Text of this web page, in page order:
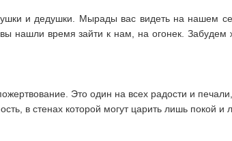
и дедушки. Мырады вас видеть на нашем
нашли время зайти к нам, на огонек.
Это один на всех радости и
в стенах которой могут царить лишь покой и